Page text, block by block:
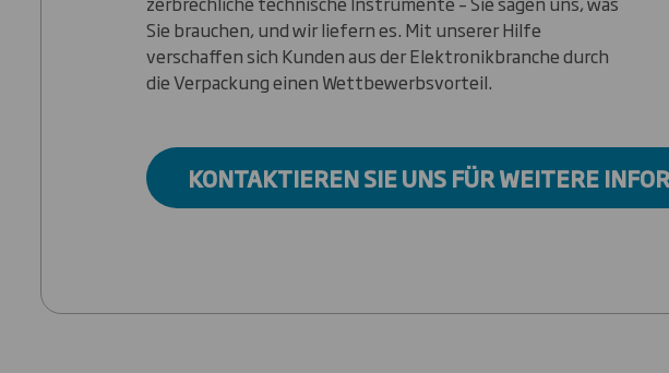
Sie brauchen, und wir liefern es. Mit unserer Hilfe
verschaffen sich Kunden aus der Elektronikbranche durch
die Verpackung einen Wettbewerbsvorteil.
KONTAKTIEREN SIE UNS FÜR WEITERE